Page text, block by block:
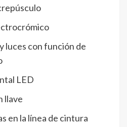
con función de
LED
llave
en la línea de cintura